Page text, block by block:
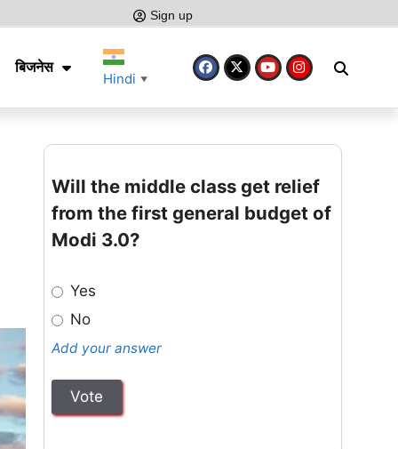
Sign up
बिजनेस
Hindi ▼
Will the middle class get relief
from the first general budget of
Modi 3.0?
Yes
No
Add your answer